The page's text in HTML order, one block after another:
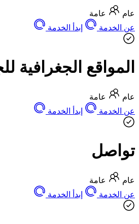
عام
عامة
عن الخدمة
إبدأ الخدمة
المواقع الجغرافية
عام
عامة
عن الخدمة
إبدأ الخدمة
تواصل
عام
عامة
عن الخدمة
إبدأ الخدمة